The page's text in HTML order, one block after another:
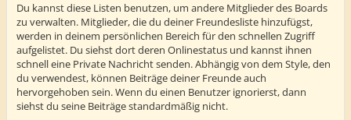
Du kannst diese Listen benutzen, um andere Mitglieder des Boards
zu verwalten. Mitglieder, die du deiner Freundesliste hinzufügst,
werden in deinem persönlichen Bereich für den schnellen Zugriff
aufgelistet. Du siehst dort deren Onlinestatus und kannst ihnen
schnell eine Private Nachricht senden. Abhängig von dem Style, den
du verwendest, können Beiträge deiner Freunde auch
hervorgehoben sein. Wenn du einen Benutzer ignorierst, dann
siehst du seine Beiträge standardmäßig nicht.